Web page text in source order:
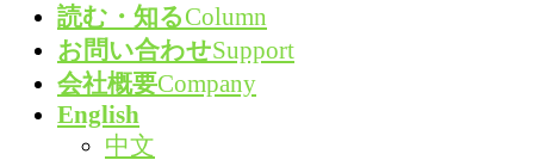
読む・知るColumn
お問い合わせSupport
会社概要Company
English
中文